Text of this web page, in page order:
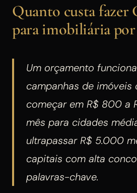
Quanto custa fazer
para imobiliária por
Um orçamento
campanhas de imóveis
começar em R$ 800 a
mês para cidades
ultrapassar R$ 5.000
capitais com alta
palavras-chave.